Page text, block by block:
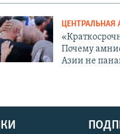
ЦЕНТРАЛЬНАЯ
Почему
Азии не